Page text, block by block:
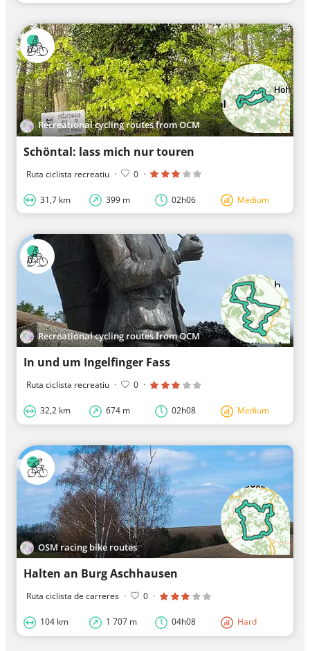
Recreational cycling routes from OCM
Schöntal: lass mich nur touren
Ruta ciclista recreatiu · 0 ·
31,7 km 399 m 02h06 Medium
Recreational cycling routes from OCM
In und um Ingelfinger Fass
Ruta ciclista recreatiu · 0 ·
32,2 km 674 m 02h08 Medium
OSM racing bike routes
Halten an Burg Aschhausen
Ruta ciclista de carreres · 0 ·
104 km 1 707 m 04h08 Hard